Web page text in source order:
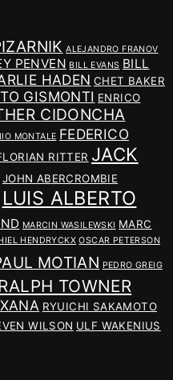
ALEJANDRO FRANOV
PENVEN BILL EVANS BILL
HADEN CHET BAKER
GISMONTI ENRICO
CIDONCHA
MONTALE FEDERICO
RITTER JACK
JOHN ABERCROMBIE
LUIS ALBERTO
MARCIN WASILEWSKI MARC
HENDRYCKX OSCAR PETERSON
MOTIAN PEDRO GREIG
TOWNER
RYUICHI SAKAMOTO
WILSON ULF WAKENIUS